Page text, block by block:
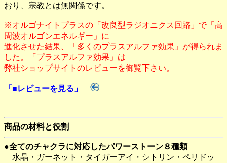
おり、宗教とは無関係です。
※オルゴナイトプラスの「改良型ラジオニクス回路」で「高
周波オルゴンエネルギー」に
進化させた結果、「多くのプラスアルファ効果」が得られま
した。「プラスアルファ効果」は
弊社ショップサイトのレビューを御覧下さい。
「■レビューを見る」
商品の材料と役割
●全てのチャクラに対応したパワーストーン８種類
水晶・ガーネット・タイガーアイ・シトリン・ペリドッ